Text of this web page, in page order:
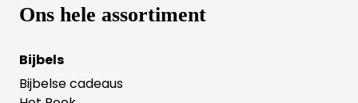
Ons hele assortiment
Bijbels
Bijbelse cadeaus